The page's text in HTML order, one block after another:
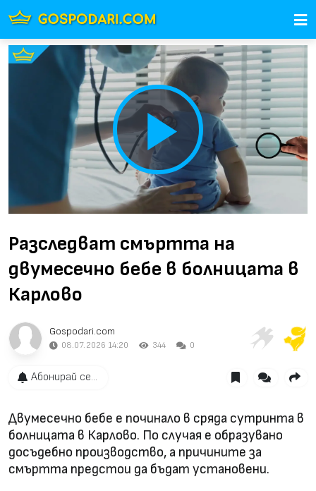
Play
Video
Разследват смъртта на
двумесечно бебе в болницата в
Карлово
Gospodari.com
08.07.2026 14:20 344 0
Абонирай се...
Двумесечно бебе е починало в сряда сутринта в
болницата в Карлово. По случая е образувано
досъдебно производство, а причините за
смъртта предстои да бъдат установени.